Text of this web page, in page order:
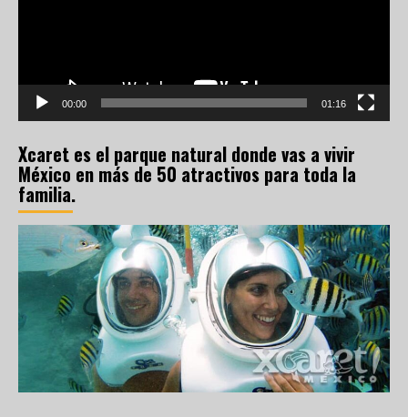
00:00 01:16
Xcaret es el parque natural donde vas a vivir
México en más de 50 atractivos para toda la
familia.